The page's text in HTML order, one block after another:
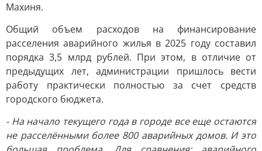
Махиня.
Общий объем расходов на финансирование
расселения аварийного жилья в 2025 году составил
порядка 3,5 млрд рублей. При этом, в отличие от
предыдущих лет, администрации пришлось вести
работу практически полностью за счет средств
городского бюджета.
- На начало текущего года в городе все еще остаются
не расселёнными более 800 аварийных домов. И это